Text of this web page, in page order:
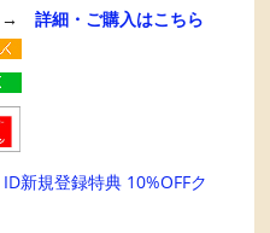
→詳細・ご購入はこちら
新規登録特典 10%OFFク